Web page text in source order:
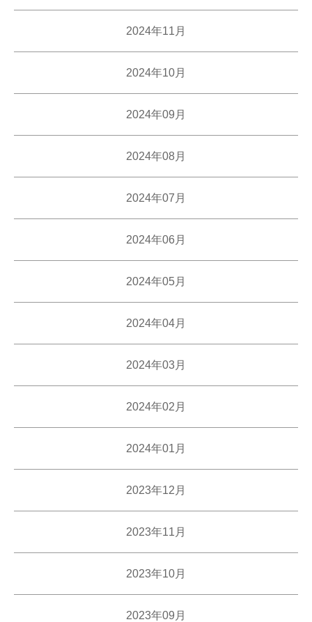
2024年11月
2024年10月
2024年09月
2024年08月
2024年07月
2024年06月
2024年05月
2024年04月
2024年03月
2024年02月
2024年01月
2023年12月
2023年11月
2023年10月
2023年09月